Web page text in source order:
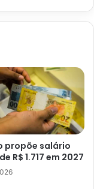
propõe salário
R$ 1.717 em 2027